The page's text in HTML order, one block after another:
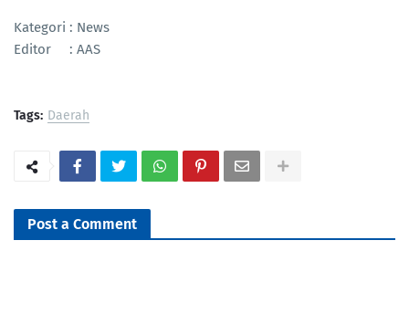
Kategori : News
Editor : AAS
Tags: Daerah
Post a Comment